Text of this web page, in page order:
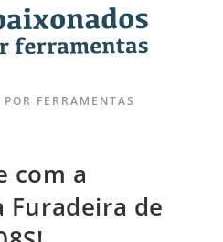
FERRAMENTAS
com a
Furadeira de